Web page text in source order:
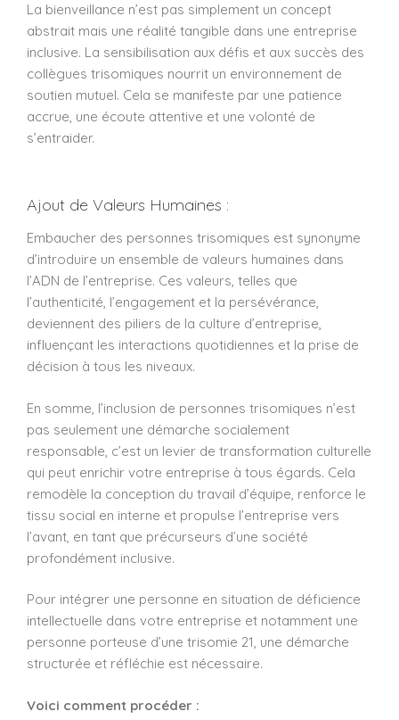
La bienveillance n’est pas simplement un concept
abstrait mais une réalité tangible dans une entreprise
inclusive. La sensibilisation aux défis et aux succès des
collègues trisomiques nourrit un environnement de
soutien mutuel. Cela se manifeste par une patience
accrue, une écoute attentive et une volonté de
s’entraider.
Ajout de Valeurs Humaines :
Embaucher des personnes trisomiques est synonyme
d’introduire un ensemble de valeurs humaines dans
l’ADN de l’entreprise. Ces valeurs, telles que
l’authenticité, l’engagement et la persévérance,
deviennent des piliers de la culture d’entreprise,
influençant les interactions quotidiennes et la prise de
décision à tous les niveaux.
En somme, l’inclusion de personnes trisomiques n’est
pas seulement une démarche socialement
responsable, c’est un levier de transformation culturelle
qui peut enrichir votre entreprise à tous égards. Cela
remodèle la conception du travail d’équipe, renforce le
tissu social en interne et propulse l’entreprise vers
l’avant, en tant que précurseurs d’une société
profondément inclusive.
Pour intégrer une personne en situation de déficience
intellectuelle dans votre entreprise et notamment une
personne porteuse d’une trisomie 21, une démarche
structurée et réfléchie est nécessaire.
Voici comment procéder :